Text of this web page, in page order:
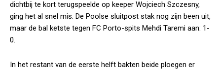
dichtbij te kort terugspeelde op keeper Wojciech Szczesny,
ging het al snel mis. De Poolse sluitpost stak nog zijn been uit,
maar de bal ketste tegen FC Porto-spits Mehdi Taremi aan: 1-
0.
In het restant van de eerste helft bakten beide ploegen er